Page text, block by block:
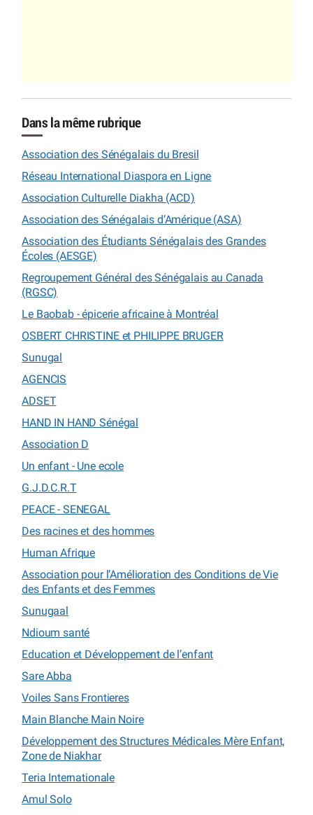
Dans la même rubrique
Association des Sénégalais du Bresil
Réseau International Diaspora en Ligne
Association Culturelle Diakha (ACD)
Association des Sénégalais d’Amérique (ASA)
Association des Étudiants Sénégalais des Grandes
Écoles (AESGE)
Regroupement Général des Sénégalais au Canada
(RGSC)
Le Baobab - épicerie africaine à Montréal
OSBERT CHRISTINE et PHILIPPE BRUGER
Sunugal
AGENCIS
ADSET
HAND IN HAND Sénégal
Association D
Un enfant - Une ecole
G.J.D.C.R.T
PEACE - SENEGAL
Des racines et des hommes
Human Afrique
Association pour l’Amélioration des Conditions de Vie
des Enfants et des Femmes
Sunugaal
Ndioum santé
Education et Développement de l’enfant
Sare Abba
Voiles Sans Frontieres
Main Blanche Main Noire
Développement des Structures Médicales Mère Enfant,
Zone de Niakhar
Teria Internationale
Amul Solo